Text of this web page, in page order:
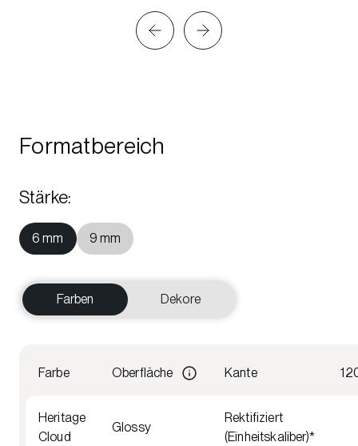
Formatbereich
Stärke:
6 mm 9 mm
Farben Dekore
Farbe Oberfläche Kante
Heritage
Cloud
Glossy
Rektifiziert
(Einheitskaliber)*